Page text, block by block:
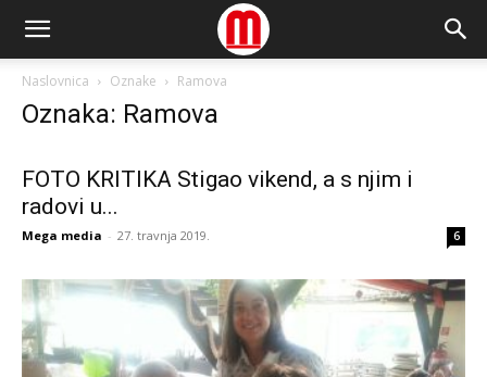
Naslovnica Oznake Ramova
Oznaka: Ramova
FOTO KRITIKA Stigao vikend, a s njim i
radovi u...
Mega media - 27. travnja 2019. 6